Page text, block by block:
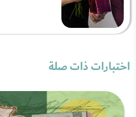
اختبارات ذات صلة